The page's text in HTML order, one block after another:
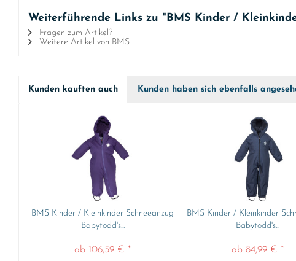
Weiterführende Links zu "BMS Kinder /
Fragen zum Artikel?
Weitere Artikel von BMS
Kunden kauften auch Kunden haben sich ebenfalls
BMS Kinder / Kleinkinder Schneeanzug
Babytodd's...
ab 106,59 € *
BMS Kinder / Kleinkinder
Babytodd's...
ab 84,99 € *